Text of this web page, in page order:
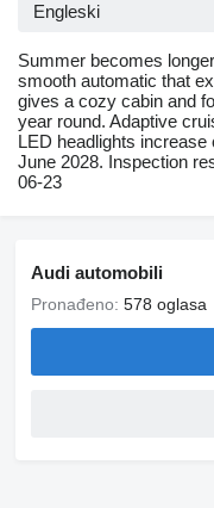
Engleski
Summer becomes
smooth automatic that
gives a cozy cabin and
year round. Adaptive
LED headlights
June 2028. Inspection
06-23
Audi automobili
Pronađeno: 578 oglasa